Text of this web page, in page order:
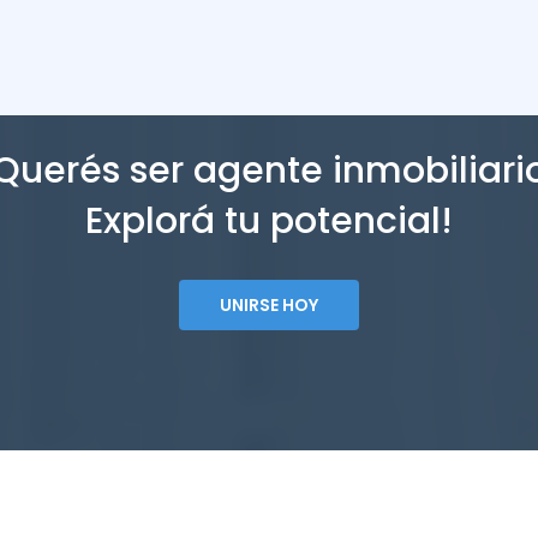
ser agente
Explorá tu potencial!
UNIRSE HOY